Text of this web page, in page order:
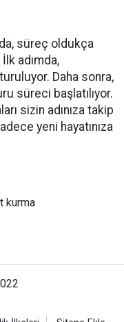
süreç oldukça
adımda,
Daha sonra,
süreci başlatılıyor.
sizin adınıza takip
yeni hayatınıza
kurma